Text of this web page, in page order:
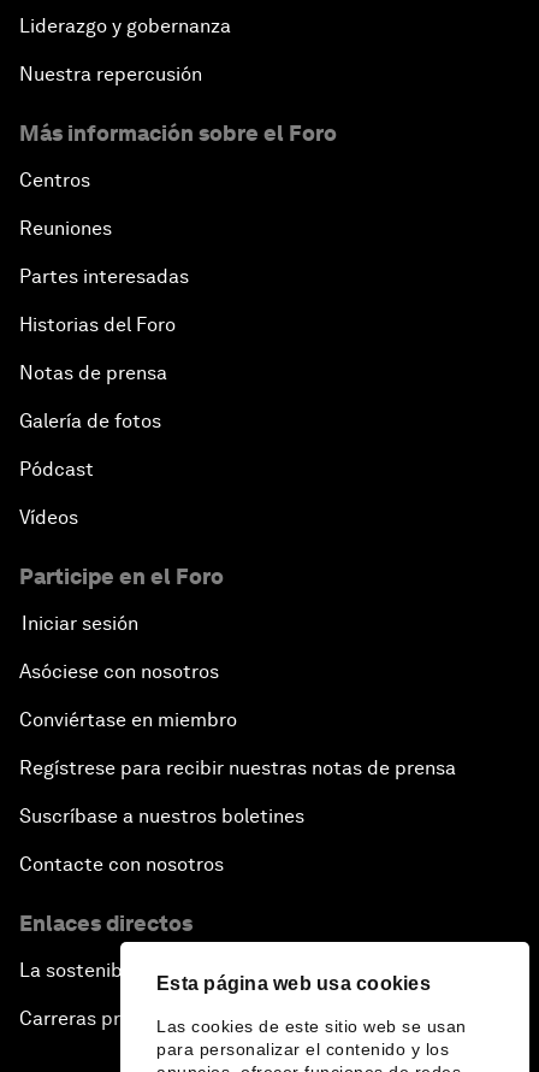
Esta página web usa cookies
Las cookies de este sitio web se usan
para personalizar el contenido y los
Liderazgo y gobernanza
Nuestra repercusión
Más información sobre el Foro
Centros
Reuniones
Partes interesadas
Historias del Foro
Notas de prensa
Galería de fotos
Pódcast
Vídeos
Participe en el Foro
Iniciar sesión
Asóciese con nosotros
Conviértase en miembro
Regístrese para recibir nuestras notas de prensa
Suscríbase a nuestros boletines
Contacte con nosotros
Enlaces directos
La sostenibilidad en el Foro
Carreras profesionales